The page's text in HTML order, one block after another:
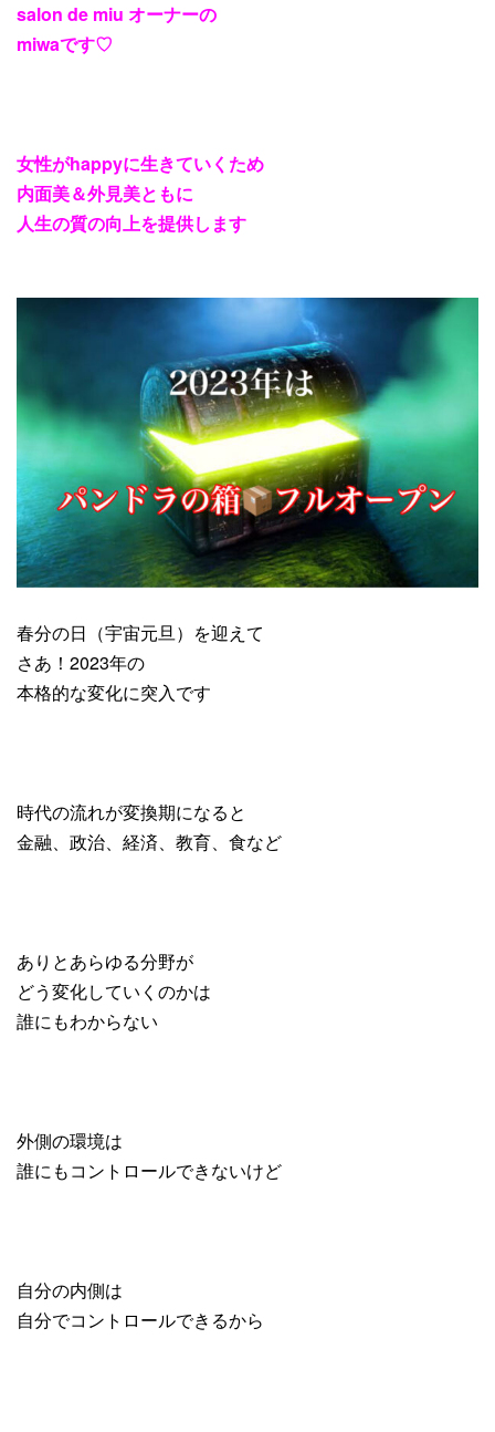
salon de miu オーナーの
miwaです♡
女性がhappyに生きていくため
内面美＆外見美ともに
人生の質の向上を提供します
春分の日（宇宙元旦）を迎えて
さあ！2023年の
本格的な変化に突入です
時代の流れが変換期になると
金融、政治、経済、教育、食など
ありとあらゆる分野が
どう変化していくのかは
誰にもわからない
外側の環境は
誰にもコントロールできないけど
自分の内側は
自分でコントロールできるから